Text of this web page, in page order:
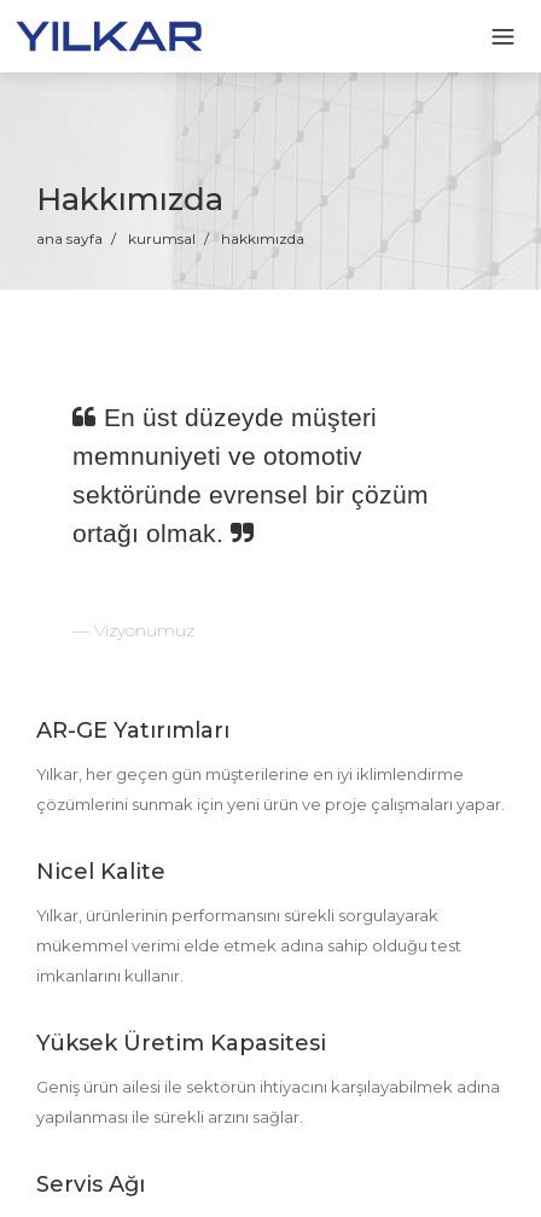
Hakkımızda
ana sayfa / kurumsal / hakkımızda
En üst düzeyde müşteri
memnuniyeti ve otomotiv
sektöründe evrensel bir çözüm
ortağı olmak.
Vizyonumuz
AR-GE Yatırımları
Yılkar, her geçen gün müşterilerine en iyi iklimlendirme
çözümlerini sunmak için yeni ürün ve proje çalışmaları yapar.
Nicel Kalite
Yılkar, ürünlerinin performansını sürekli sorgulayarak
mükemmel verimi elde etmek adına sahip olduğu test
imkanlarını kullanır.
Yüksek Üretim Kapasitesi
Geniş ürün ailesi ile sektörün ihtiyacını karşılayabilmek adına
yapılanması ile sürekli arzını sağlar.
Servis Ağı